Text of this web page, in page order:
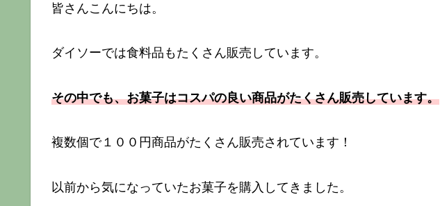
皆さんこんにちは。
ダイソーでは食料品もたくさん販売しています。
その中でも、お菓子はコスパの良い商品がたくさん販売しています。
複数個で１００円商品がたくさん販売されています！
以前から気になっていたお菓子を購入してきました。